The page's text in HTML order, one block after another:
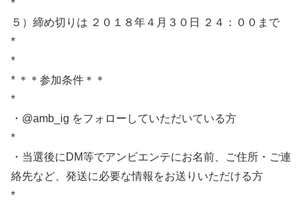
*
５）締め切りは ２０１８年４月３０日 ２４：００まで
*
*
* ＊＊参加条件＊＊
*
・@amb_ig をフォローしていただいている方
*
・当選後にDM等でアンビエンテにお名前、ご住所・ご連
絡先など、発送に必要な情報をお送りいただける方
*